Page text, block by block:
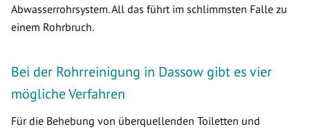
Abwasserrohrsystem. All das führt im schlimmsten Falle zu
einem Rohrbruch.
Bei der Rohrreinigung in Dassow gibt es vier
mögliche Verfahren
Für die Behebung von überquellenden Toiletten und